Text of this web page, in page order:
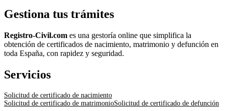
Gestiona tus trámites
Registro-Civil.com es una gestoría online que simplifica la
obtención de certificados de nacimiento, matrimonio y defunción en
toda España, con rapidez y seguridad.
Servicios
Solicitud de certificado de nacimiento
Solicitud de certificado de matrimonioSolicitud de certificado de defunción